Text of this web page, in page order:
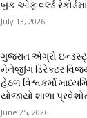
બુક ઓફ વર્લ્ડ
July 13, 2026
ગુજરાત એગ્રો
મેનેજીંગ ડિરેક્ટર
હેઠળ વિશ્વકર્મા
યોજાયો શાળા
June 25, 2026